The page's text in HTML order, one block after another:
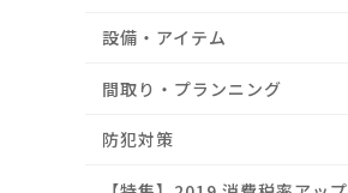
設備・アイテム
間取り・プランニング
防犯対策